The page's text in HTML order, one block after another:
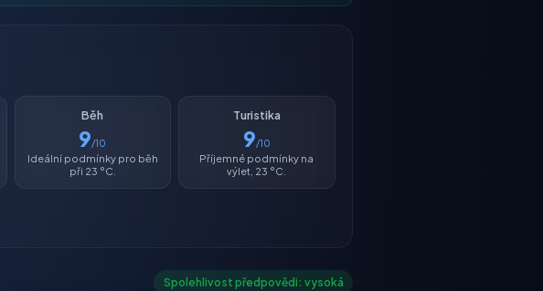
Běh
9/10
Ideální podmínky pro běh
při 23 °C.
Turistika
9/10
Příjemné podmínky na
výlet, 23 °C.
Spolehlivost předpovědi: vysoká